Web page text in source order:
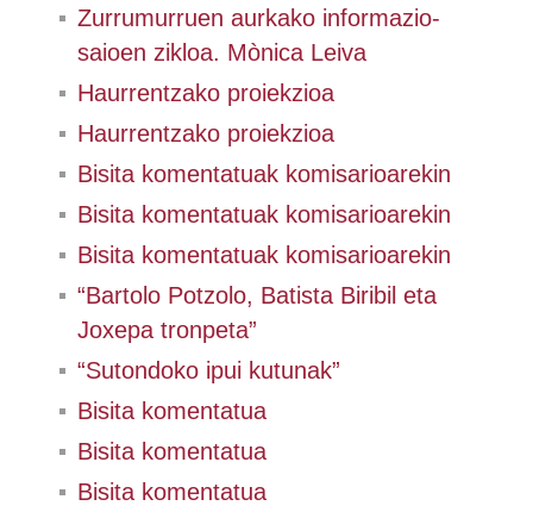
Zurrumurruen aurkako informazio-
saioen zikloa. Mònica Leiva
Haurrentzako proiekzioa
Haurrentzako proiekzioa
Bisita komentatuak komisarioarekin
Bisita komentatuak komisarioarekin
Bisita komentatuak komisarioarekin
“Bartolo Potzolo, Batista Biribil eta
Joxepa tronpeta”
“Sutondoko ipui kutunak”
Bisita komentatua
Bisita komentatua
Bisita komentatua